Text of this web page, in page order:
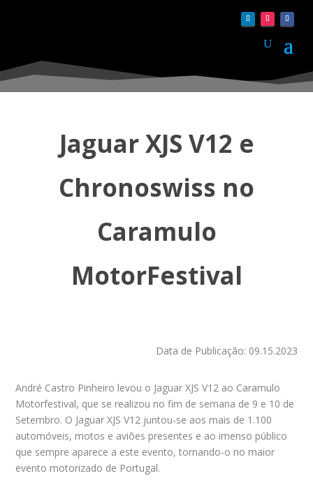
Jaguar XJS V12 e
Chronoswiss no
Caramulo
MotorFestival
Data de Publicação: 09.15.2023
André Castro Pinheiro levou o Jaguar XJS V12 ao Caramulo
Motorfestival, que se realizou no fim de semana de 9 e 10 de
Setembro. O Jaguar XJS V12 juntou-se aos mais de 1.100
automóveis, motos e aviões presentes e ao imenso público
que sempre aparece a este evento, tornando-o no maior
evento motorizado de Portugal.